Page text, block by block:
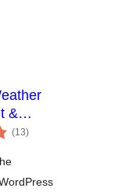
&
(13કુલ
રેટિંગ્સ
)